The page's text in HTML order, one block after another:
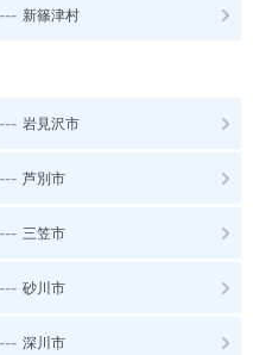
--- 新篠津村
--- 岩見沢市
--- 芦別市
--- 三笠市
--- 砂川市
--- 深川市